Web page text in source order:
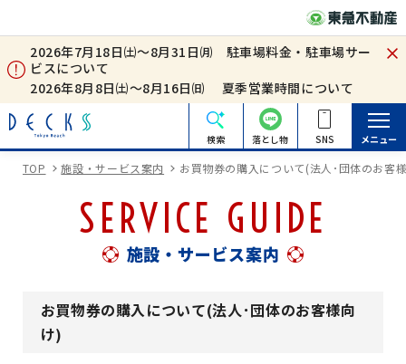
2026年7月18日㈯～8月31日㈪ 駐車場料金・駐車場サー
ビスについて
2026年8月8日㈯～8月16日㈰ 夏季営業時間について
検索 落とし物 SNS メニュー
TOP 施設・サービス案内 お買物券の購入について(法人･団体のお客
SERVICE GUIDE
施設・サービス案内
お買物券の購入について(法人･団体のお客様向
け)